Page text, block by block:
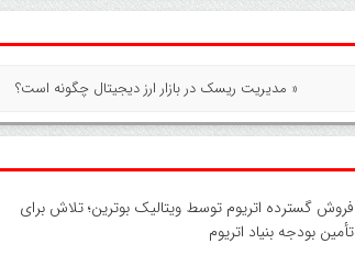
« مدیریت ریسک در بازار ارز دیجیتال چگونه است؟
فروش گسترده اتریوم توسط ویتالیک بوترین؛ تلاش برای
تأمین بودجه بنیاد اتریوم